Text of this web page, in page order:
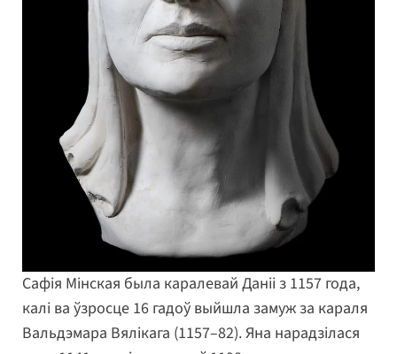
Сафія Мінская была каралевай Даніі з 1157 года,
калі ва ўзросце 16 гадоў выйшла замуж за караля
Вальдэмара Вялікага (1157–82). Яна нарадзілася